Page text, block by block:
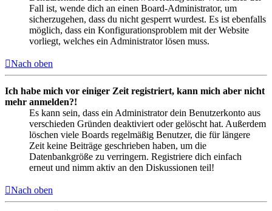
Fall ist, wende dich an einen Board-Administrator, um
sicherzugehen, dass du nicht gesperrt wurdest. Es ist ebenfalls
möglich, dass ein Konfigurationsproblem mit der Website
vorliegt, welches ein Administrator lösen muss.
Nach oben
Ich habe mich vor einiger Zeit registriert, kann mich aber nicht
mehr anmelden?!
Es kann sein, dass ein Administrator dein Benutzerkonto aus
verschieden Gründen deaktiviert oder gelöscht hat. Außerdem
löschen viele Boards regelmäßig Benutzer, die für längere
Zeit keine Beiträge geschrieben haben, um die
Datenbankgröße zu verringern. Registriere dich einfach
erneut und nimm aktiv an den Diskussionen teil!
Nach oben